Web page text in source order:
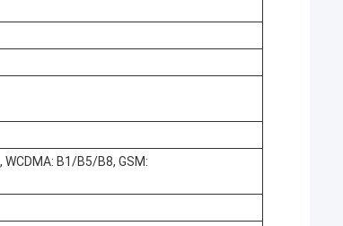
B1/B5/B8, GSM: